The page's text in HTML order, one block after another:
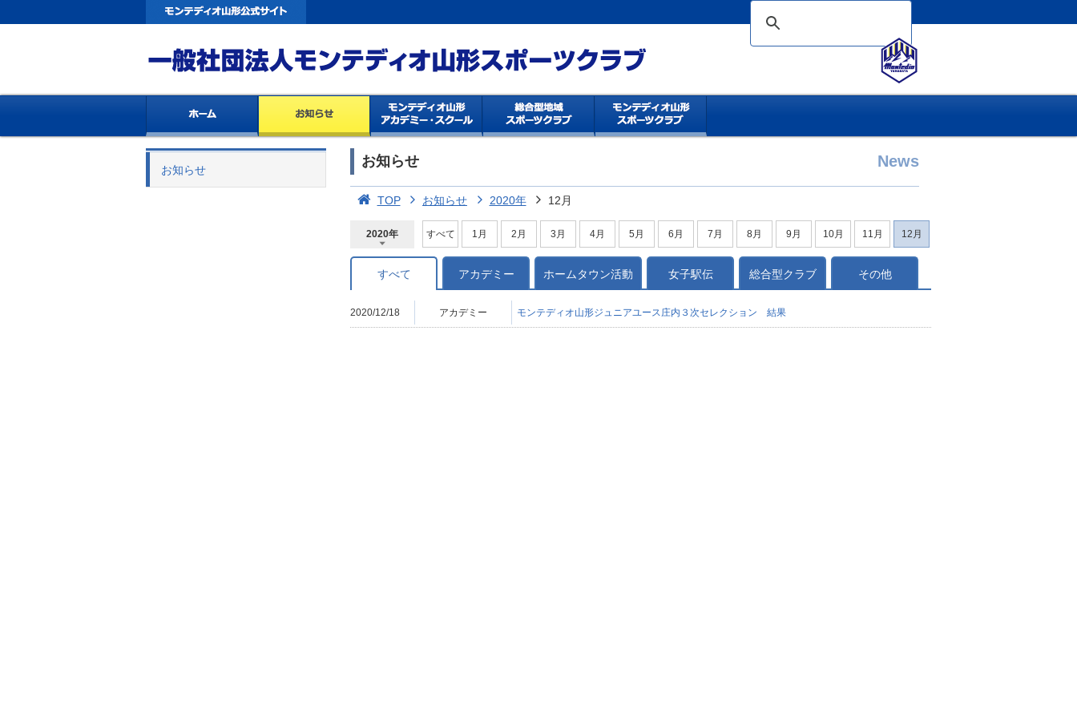
お知らせ
お知らせ News
TOP お知らせ 2020年 12月
2020年
2026年
2025年
2024年
2023年
2022年
2021年
2020年
2019年
2018年
2017年
2016年
2015年
2014年
すべて 1月 2月 3月 4月 5月 6月 7月 8月 9月 10月 11月 12月
すべて アカデミー ホームタウン活動 女子駅伝 総合型クラブ その他
2020/12/18 アカデミー モンテディオ山形ジュニアユース庄内３次セレクション 結果